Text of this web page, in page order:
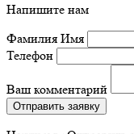
Напишите нам
Фамилия Имя
Телефон
Ваш комментарий
Отправить заявку